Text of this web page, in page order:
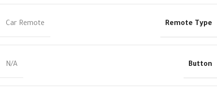
Remote Type
Car Remote
Button
N/A